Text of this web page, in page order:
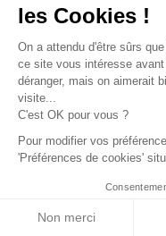
les Cookies !
On a attendu d'être sûrs
ce site vous intéresse
déranger, mais on aimerait
visite...
C'est OK pour vous ?
Pour modifier vos
'Préférences de cookies'
Non merci
Professionnels
Je suis architecte
Je suis une entreprise
Je suis maître d'oeuvre
Je suis un architecte
Je suis décorateur